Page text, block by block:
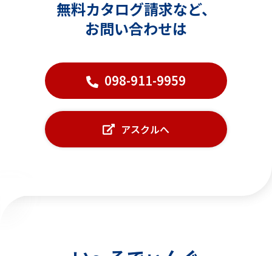
無料カタログ請求など、
お問い合わせは
098-911-9959
アスクルへ